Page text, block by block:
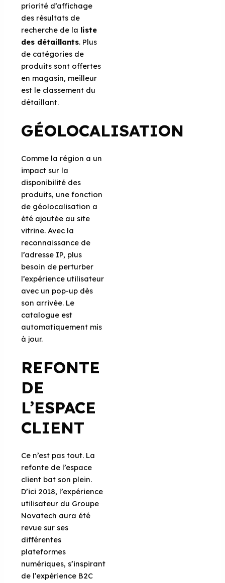
priorité d’affichage
des résultats de
recherche de la liste
des détaillants. Plus
de catégories de
produits sont offertes
en magasin, meilleur
est le classement du
détaillant.
GÉOLOCALISATION
Comme la région a un
impact sur la
disponibilité des
produits, une fonction
de géolocalisation a
été ajoutée au site
vitrine. Avec la
reconnaissance de
l’adresse IP, plus
besoin de perturber
l’expérience utilisateur
avec un pop-up dès
son arrivée. Le
catalogue est
automatiquement mis
à jour.
REFONTE
DE
L’ESPACE
CLIENT
Ce n’est pas tout. La
refonte de l’espace
client bat son plein.
D’ici 2018, l’expérience
utilisateur du Groupe
Novatech aura été
revue sur ses
différentes
plateformes
numériques, s’inspirant
de l’expérience B2C